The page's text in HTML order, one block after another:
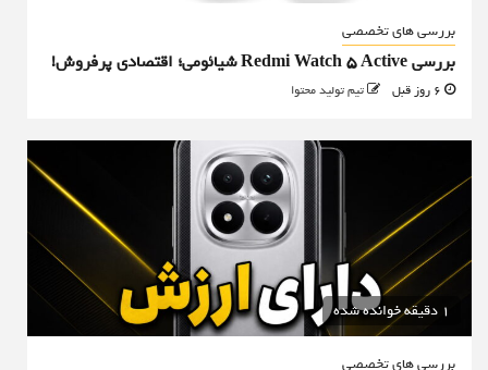
بررسی های تخصصی
بررسی Redmi Watch 5 Active شیائومی؛ اقتصادی پرفروش!
تیم تولید محتوا
1 دقیقه خوانده شده
بررسی های تخصصی